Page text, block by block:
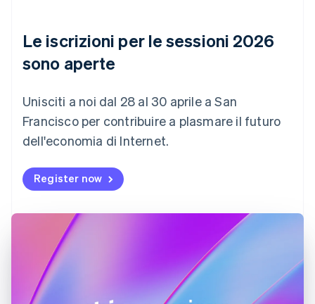
Le iscrizioni per le sessioni 2026
sono aperte
Unisciti a noi dal 28 al 30 aprile a San
Francisco per contribuire a plasmare il futuro
dell'economia di Internet.
Register now
Croazia
Italiano
Danimarca
Emirati Arabi Uniti
Estonia
English
EnglishSvenska
Francia
Germania
Deutsch
Giappone
日本語
Gibilterra
English